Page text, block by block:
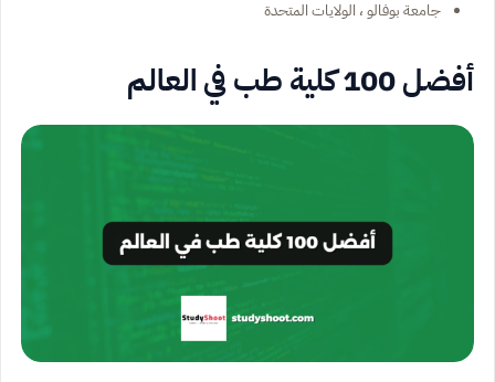
جامعة بوفالو ، الولايات المتحدة
أفضل 100 كلية طب في العالم